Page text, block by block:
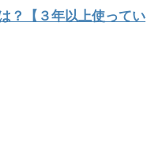
？【３年以上使ってい